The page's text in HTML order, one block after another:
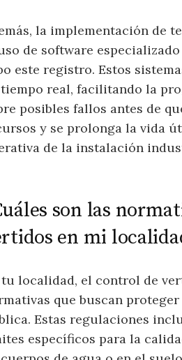
la implementación de
de software
este registro. Estos
real, facilitando la
posibles fallos antes de
y se prolonga la vida
de la instalación
son las
en mi
tu localidad, el control de
que buscan
Estas regulaciones
específicos para la